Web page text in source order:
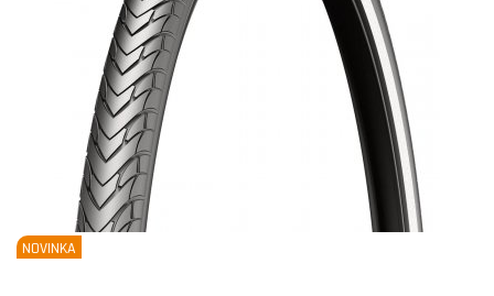
NOVINKA